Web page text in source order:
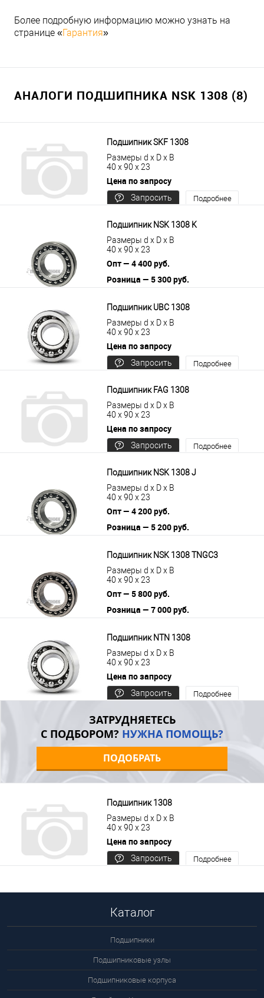
Более подробную информацию можно узнать на
странице «Гарантия»
АНАЛОГИ ПОДШИПНИКА NSK 1308 (8)
Подшипник SKF 1308
Размеры d x D x B
40 x 90 x 23
Цена по запросу
Запросить
Подробнее
Подшипник NSK 1308 K
Размеры d x D x B
40 x 90 x 23
Опт — 4 400 руб.
Розница — 5 300 руб.
Подшипник UBC 1308
Размеры d x D x B
40 x 90 x 23
Цена по запросу
Запросить
Подробнее
Подшипник FAG 1308
Размеры d x D x B
40 x 90 x 23
Цена по запросу
Запросить
Подробнее
Подшипник NSK 1308 J
Размеры d x D x B
40 x 90 x 23
Опт — 4 200 руб.
Розница — 5 200 руб.
Подшипник NSK 1308 TNGC3
Размеры d x D x B
40 x 90 x 23
Опт — 5 800 руб.
Розница — 7 000 руб.
Подшипник NTN 1308
Размеры d x D x B
40 x 90 x 23
Цена по запросу
Запросить
Подробнее
ЗАТРУДНЯЕТЕСЬ
С ПОДБОРОМ? НУЖНА ПОМОЩЬ?
ПОДОБРАТЬ
Подшипник 1308
Размеры d x D x B
40 x 90 x 23
Цена по запросу
Запросить
Подробнее
Каталог
Подшипники
Подшипниковые узлы
Подшипниковые корпуса